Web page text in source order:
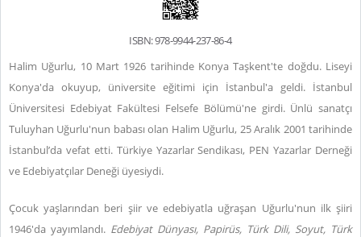
ISBN: 978-9944-237-86-4
Halim Uğurlu, 10 Mart 1926 tarihinde Konya Taşkent'te doğdu. Liseyi
Konya'da okuyup, üniversite eğitimi için İstanbul'a geldi. İstanbul
Üniversitesi Edebiyat Fakültesi Felsefe Bölümü'ne girdi. Ünlü sanatçı
Tuluyhan Uğurlu'nun babası olan Halim Uğurlu, 25 Aralık 2001 tarihinde
İstanbul’da vefat etti. Türkiye Yazarlar Sendikası, PEN Yazarlar Derneği
ve Edebiyatçılar Deneği üyesiydi.
Çocuk yaşlarından beri şiir ve edebiyatla uğraşan Uğurlu'nun ilk şiiri
1946'da yayımlandı. Edebiyat Dünyası, Papirüs, Türk Dili, Soyut, Türk